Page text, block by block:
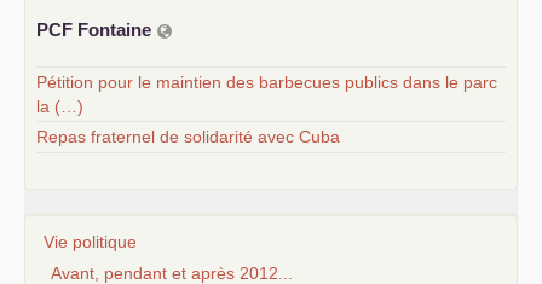
PCF Fontaine
Pétition pour le maintien des barbecues publics dans le parc
la (…)
Repas fraternel de solidarité avec Cuba
Vie politique
Avant, pendant et après 2012...